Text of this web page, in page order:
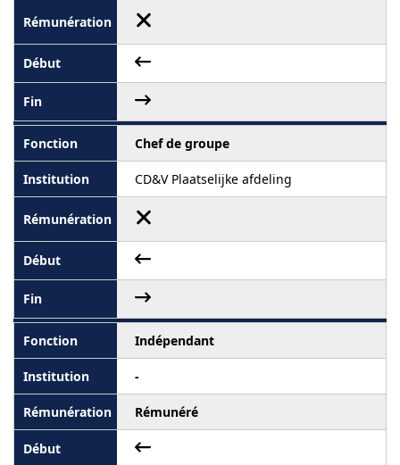
Chef de groupe
CD&V Plaatselijke afdeling
Indépendant
-
Rémunéré